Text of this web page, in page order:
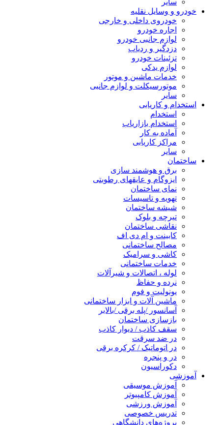
سایر
خودرو و وسایل نقلیه
خودروی داخلی و خارجی
اجاره خودرو
لوازم جانبی خودرو
دزدگیر و ردیاب
تزئینات خودرو
لوازم یدکی
خدمات ماشین و موتور
موتورسیکلت و لوازم جانبی
سایر
استخدام و کاریابی
استخدام
استخدام بازاریاب
آماده به کار
مراکز کاریابی
سایر
ساختمان
برق و هوشمند سازی
ایزوگام و عایقهای رطوبتی
نمای ساختمان
تهویه و تاسیسات
شیشه ساختمان
تیرچه و بلوک
نقاشی ساختمان
کابینت و ام دی اف
مصالح ساختمانی
کاشی و سرامیک
خدمات ساختمانی
لوله ، اتصالات و شیرآلات
نرده و حفاظ
یونولیت و فوم
ماشین آلات و ابزار ساختمانی
آسانسور /پله برقی /بالابر
بازسازی ساختمان
سقف کاذب / دیوار کاذب
در ضد سرقت
در اتوماتیک / کرکره برقی
در و پنجره
دکوراسیون
آموزشی
آموزش موسیقی
آموزش کامپیوتر
آموزش ورزشی
تدریس خصوصی
پروژه‌های دانشگاهی